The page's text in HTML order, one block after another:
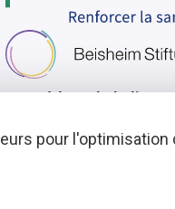
Consédant de la
pour l'optimisation